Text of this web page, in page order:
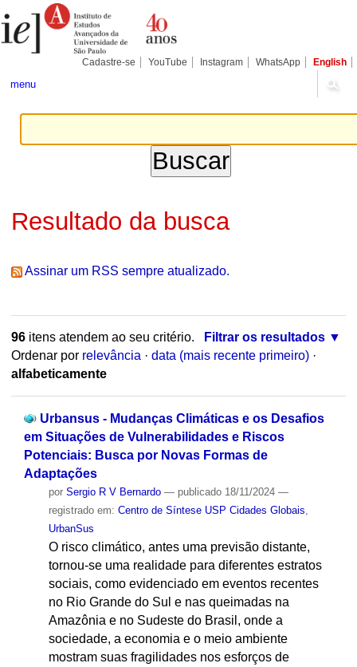
para
conteúdo.
Pessoais
Cadastre-se YouTube Instagram WhatsApp English
menu
Resultado da busca
Assinar um RSS sempre atualizado.
96itens atendem ao seu critério.
Filtrar os resultados
Ordenar por relevância · data (mais recente primeiro) ·
alfabeticamente
Urbansus - Mudanças Climáticas e os Desafios
em Situações de Vulnerabilidades e Riscos
Potenciais: Busca por Novas Formas de
Adaptações
por Sergio R V Bernardo — publicado18/11/2024 —
registrado em: Centro de Síntese USP Cidades Globais
UrbanSus
O risco climático, antes uma previsão distante,
tornou-se uma realidade para diferentes estratos
sociais, como evidenciado em eventos recentes
no Rio Grande do Sul e nas queimadas na
Amazônia e no Sudeste do Brasil, onde a
sociedade, a economia e o meio ambiente
mostram suas fragilidades nos esforços de